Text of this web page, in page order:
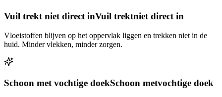
Vuil trekt niet direct inVuil trektniet direct in
Vloeistoffen blijven op het oppervlak liggen en trekken niet in de
huid. Minder vlekken, minder zorgen.
Schoon met vochtige doekSchoon metvochtige doek